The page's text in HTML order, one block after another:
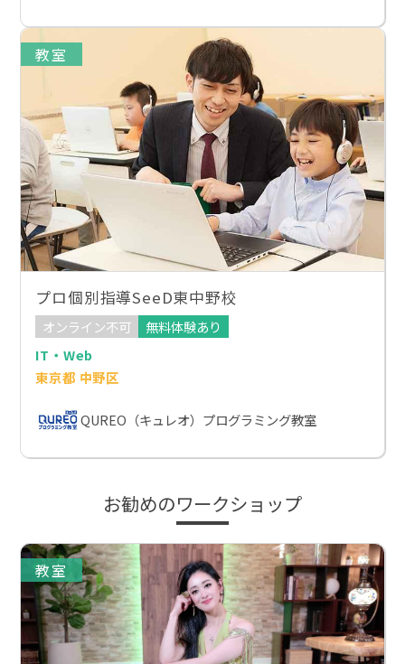
教室
プロ個別指導SeeD東中野校
オンライン不可
無料体験あり
IT・Web
東京都 中野区
QUREO（キュレオ）プログラミング教室
お勧めのワークショップ
教室